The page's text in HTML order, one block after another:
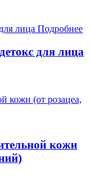
Подробнее
для лица
кожи